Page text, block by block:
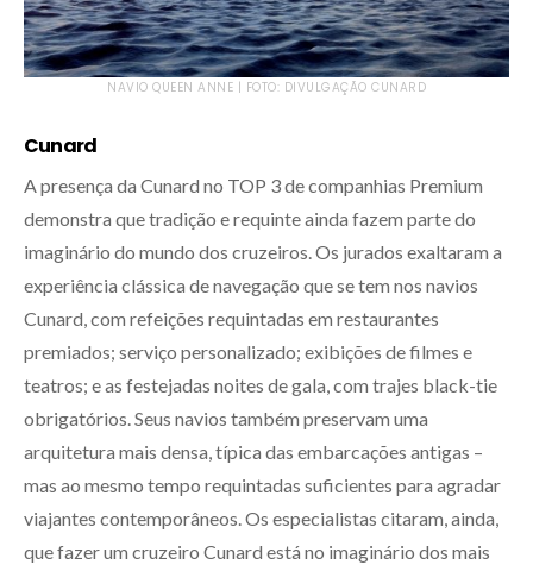
NAVIO QUEEN ANNE | FOTO: DIVULGAÇÃO CUNARD
Cunard
A presença da Cunard no TOP 3 de companhias Premium
demonstra que tradição e requinte ainda fazem parte do
imaginário do mundo dos cruzeiros. Os jurados exaltaram a
experiência clássica de navegação que se tem nos navios
Cunard, com refeições requintadas em restaurantes
premiados; serviço personalizado; exibições de filmes e
teatros; e as festejadas noites de gala, com trajes black-tie
obrigatórios. Seus navios também preservam uma
arquitetura mais densa, típica das embarcações antigas –
mas ao mesmo tempo requintadas suficientes para agradar
viajantes contemporâneos. Os especialistas citaram, ainda,
que fazer um cruzeiro Cunard está no imaginário dos mais